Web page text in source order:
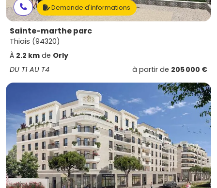
Demande d'informations
Sainte-marthe parc
Thiais (94320)
À 2.2 km de Orly
DU T1 AU T4
à partir de 205 000 €